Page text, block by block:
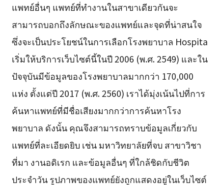
แพทย์อื่นๆ แพทย์ที่ทำงานในสาขาเดียวกันจะ
สามารถบอกถึงลักษณะของแพทย์และจุดที่น่าสนใจ
ซึ่งจะเป็นประโยชน์ในการเลือกโรงพยาบาล Hospita
เริ่มให้บริการเว็บไซต์นี้ในปี 2006 (พ.ศ. 2549) และใน
ปัจจุบันมีข้อมูลของโรงพยาบาลมากกว่า 170,000
แห่ง ตั้งแต่ปี 2017 (พ.ศ. 2560) เราได้มุ่งเน้นไปที่การ
ค้นหาแพทย์ที่มีชื่อเสียงมากกว่าการค้นหาโรง
พยาบาล ดังนั้น คุณจึงสามารถทราบข้อมูลเกี่ยวกับ
แพทย์ที่ละเอียดยิบ เช่น มหาวิทยาลัยที่จบ สาขาวิชา
ที่มา งานอดิเรก และข้อมูลอื่นๆ ที่ใกล้ชิดกับชีวิต
ประจำวัน รูปภาพของแพทย์ยังถูกแสดงอยู่ในเว็บไซต์